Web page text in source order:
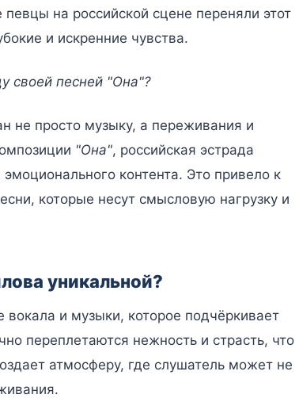
на российской сцене переняли этот
и искренние чувства.
своей песней "Она"?
не просто музыку, а переживания и
"Она", российская эстрада
контента. Это привело к
которые несут смысловую нагрузку и
уникальной?
вокала и музыки, которое подчёркивает
переплетаются нежность и страсть, что
атмосферу, где слушатель может не